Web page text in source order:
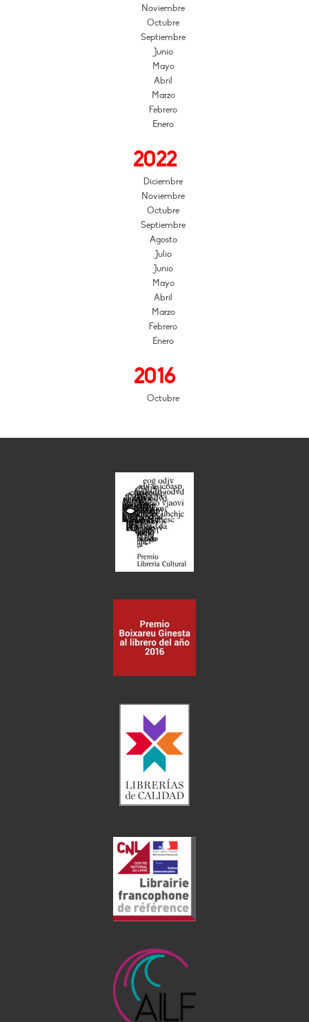
Noviembre
Octubre
Septiembre
Junio
Mayo
Abril
Marzo
Febrero
Enero
2022
Diciembre
Noviembre
Octubre
Septiembre
Agosto
Julio
Junio
Mayo
Abril
Marzo
Febrero
Enero
2016
Octubre